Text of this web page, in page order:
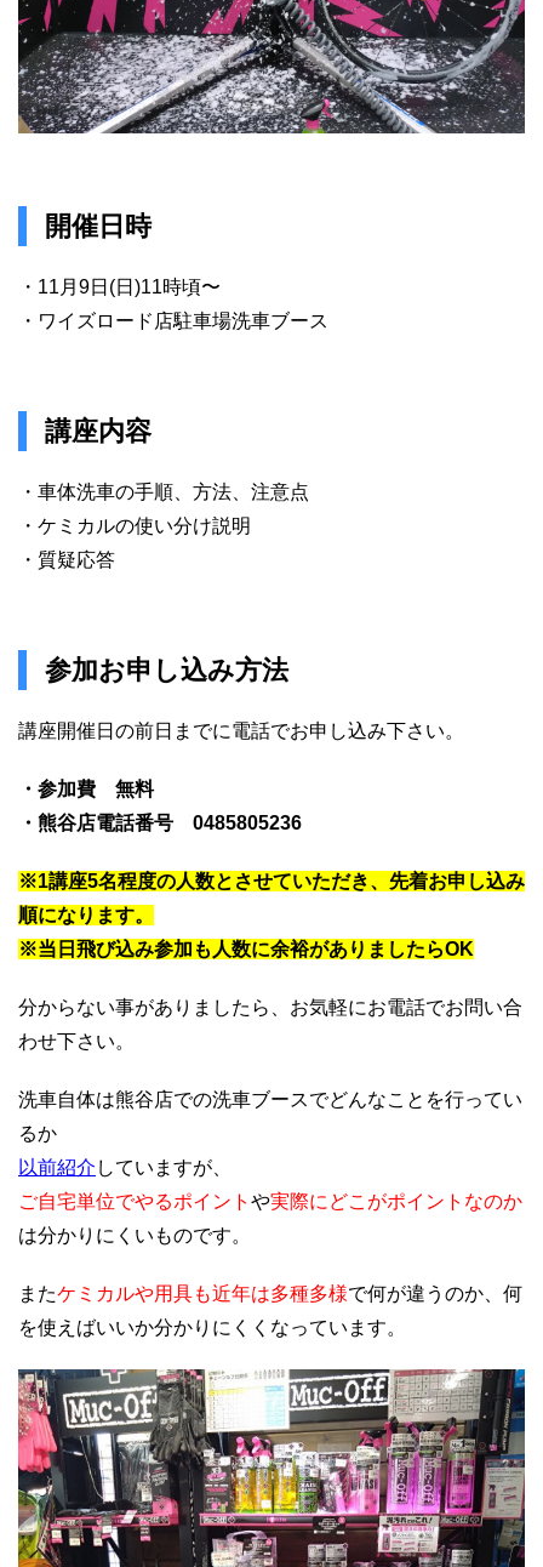
開催日時
・11月9日(日)11時頃〜
・ワイズロード店駐車場洗車ブース
講座内容
・車体洗車の手順、方法、注意点
・ケミカルの使い分け説明
・質疑応答
参加お申し込み方法
講座開催日の前日までに電話でお申し込み下さい。
・参加費 無料
・熊谷店電話番号 0485805236
※1講座5名程度の人数とさせていただき、先着お申し込み
順になります。
※当日飛び込み参加も人数に余裕がありましたらOK
分からない事がありましたら、お気軽にお電話でお問い合
わせ下さい。
洗車自体は熊谷店での洗車ブースでどんなことを行ってい
るか
以前紹介 していますが、
ご自宅単位でやるポイント や実際にどこがポイントなのか
は分かりにくいものです。
またケミカルや用具も近年は多種多様で何が違うのか、何
を使えばいいか分かりにくくなっています。